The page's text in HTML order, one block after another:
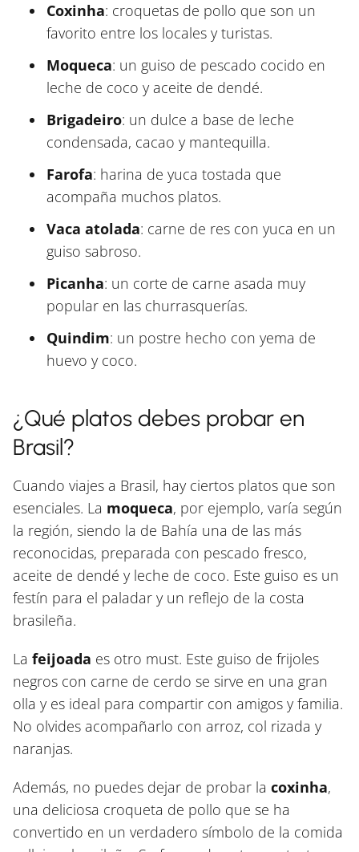
Coxinha: croquetas de pollo que son un
favorito entre los locales y turistas.
Moqueca: un guiso de pescado cocido en
leche de coco y aceite de dendé.
Brigadeiro: un dulce a base de leche
condensada, cacao y mantequilla.
Farofa: harina de yuca tostada que
acompaña muchos platos.
Vaca atolada: carne de res con yuca en un
guiso sabroso.
Picanha: un corte de carne asada muy
popular en las churrasquerías.
Quindim: un postre hecho con yema de
huevo y coco.
¿Qué platos debes probar en
Brasil?
Cuando viajes a Brasil, hay ciertos platos que son
esenciales. La moqueca, por ejemplo, varía según
la región, siendo la de Bahía una de las más
reconocidas, preparada con pescado fresco,
aceite de dendé y leche de coco. Este guiso es un
festín para el paladar y un reflejo de la costa
brasileña.
La feijoada es otro must. Este guiso de frijoles
negros con carne de cerdo se sirve en una gran
olla y es ideal para compartir con amigos y familia.
No olvides acompañarlo con arroz, col rizada y
naranjas.
Además, no puedes dejar de probar la coxinha,
una deliciosa croqueta de pollo que se ha
convertido en un verdadero símbolo de la comida